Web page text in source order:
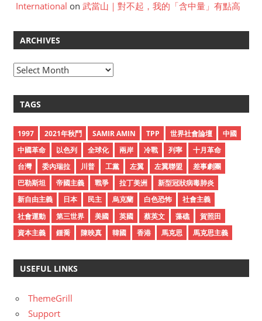
International on 武當山｜對不起，我的「含中量」有點高
ARCHIVES
A
h
v
e
s
TAGS
1997 2021年秋鬥 SAMIR AMIN TPP 世界社會論壇
中國
中國革命
以色列 全球化 兩岸 冷戰 列寧
十月革命
台灣
委內瑞拉 川普 工黨 左翼 左翼聯盟
差事劇團
巴勒斯坦
帝國主義 戰爭 拉丁美洲
新型冠狀病毒肺炎
新自由主義
日本 民主 烏克蘭 白色恐怖
社會主義
社會運動
第三世界 美國 英國 蔡英文 藻礁
賀照田
資本主義
鍾喬 陳映真 韓國 香港 馬克思 馬克思主義
USEFUL LINKS
ThemeGrill
Support